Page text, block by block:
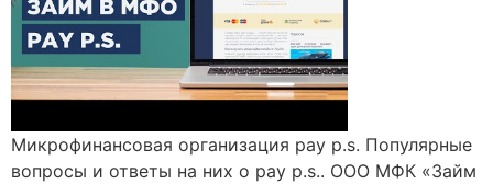
Микрофинансовая организация pay p.s. Популярные
вопросы и ответы на них о pay p.s.. ООО МФК «Займ